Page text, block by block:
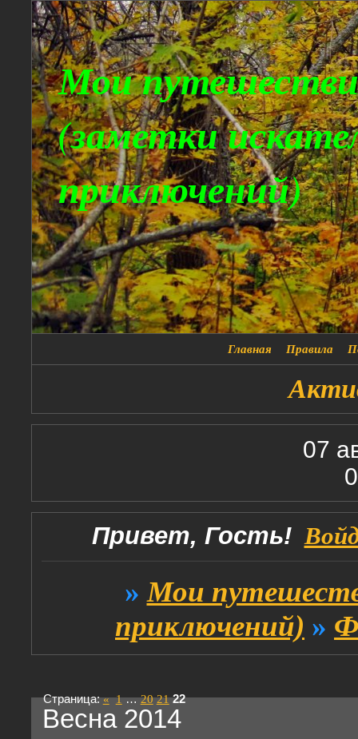
Мои
(заметки
приключений)
Главная Правила
07
Привет, Гость!
» Мои
приключений) »
Весна 2014
Страница:« 1 … 20 21 22